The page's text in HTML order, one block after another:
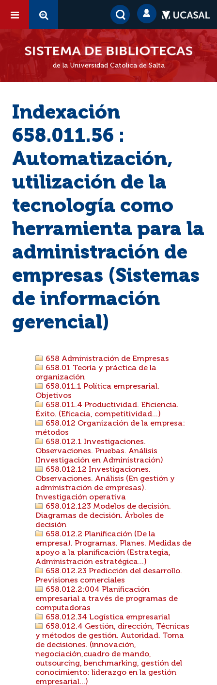
de la Universidad Católica de Salta
Indexación
658.011.56 :
Automatización,
utilización de la
tecnología como
herramienta para la
administración de
empresas (Sistemas
de información
gerencial)
658 Administración de Empresas
658.01 Teoría y práctica de la
organización
658.011.1 Política empresarial.
Objetivos
658.011.4 Productividad. Eficiencia.
Éxito. (Eficacia, competitividad...)
658.012 Organización de la empresa:
métodos
658.012.1 Investigaciones.
Observaciones. Pruebas. Análisis
(Investigación en Administración)
658.012.12 Investigaciones.
Observaciones. Análisis (En gestión y
administración de empresas).
Investigación operativa
658.012.123 Modelos de decisión.
Diagramas de decisión. Árboles de
decisión
658.012.2 Planificación (De la
empresa). Programas. Planes. Medidas de
apoyo a la planificación (Estrategia,
Administración estratégica...)
658.012.23 Predicción del desarrollo.
Previsiones comerciales
658.012.2:004 Planificación
empresarial a través de programas de
computadoras
658.012.34 Logística empresarial
658.012.4 Gestión, dirección, Técnicas
y métodos de gestión. Autoridad. Toma
de decisiones. (innovación,
negociación,cuadro de mando,
outsourcing, benchmarking, gestión del
conocimiento; liderazgo en la gestión
empresarial...)